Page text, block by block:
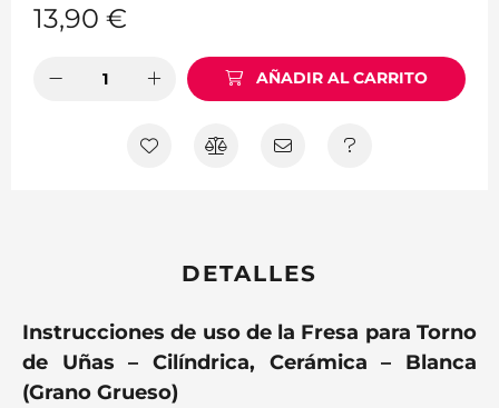
13,90 €
AÑADIR AL CARRITO
DETALLES
Instrucciones de uso de la Fresa para Torno
de Uñas – Cilíndrica, Cerámica – Blanca
(Grano Grueso)